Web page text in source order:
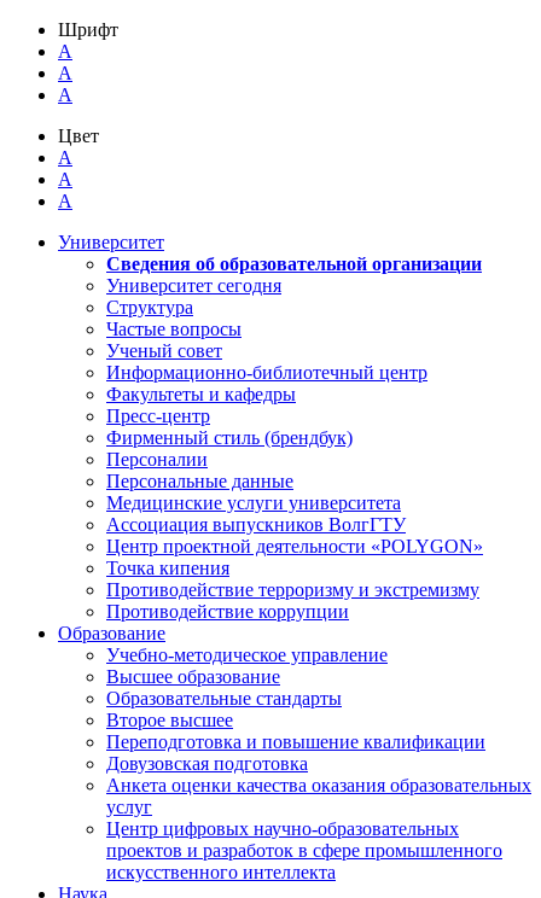
Шрифт
A
A
A
Цвет
A
A
A
Университет
Сведения об образовательной организации
Университет сегодня
Структура
Частые вопросы
Ученый совет
Информационно-библиотечный центр
Факультеты и кафедры
Пресс-центр
Фирменный стиль (брендбук)
Персоналии
Персональные данные
Медицинские услуги университета
Ассоциация выпускников ВолгГТУ
Центр проектной деятельности «POLYGON»
Точка кипения
Противодействие терроризму и экстремизму
Противодействие коррупции
Образование
Учебно-методическое управление
Высшее образование
Образовательные стандарты
Второе высшее
Переподготовка и повышение квалификации
Довузовская подготовка
Анкета оценки качества оказания образовательных
услуг
Центр цифровых научно-образовательных
проектов и разработок в сфере промышленного
искусственного интеллекта
Наука